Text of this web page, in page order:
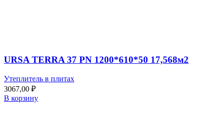
URSA TERRA 37 PN 1200*610*50 17,568м2
Утеплитель в плитах
3067,00 ₽
В корзину